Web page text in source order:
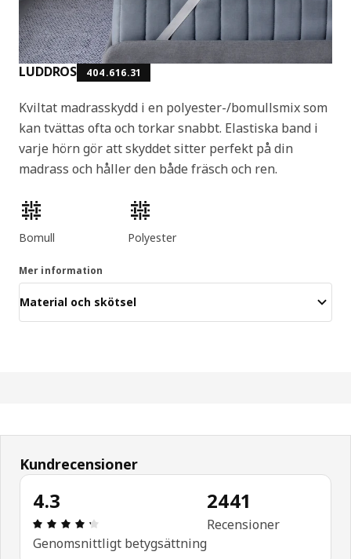
LUDDROS 404.616.31
Kviltat madrasskydd i en polyester-/bomullsmix som
kan tvättas ofta och torkar snabbt. Elastiska band i
varje hörn gör att skyddet sitter perfekt på din
madrass och håller den både fräsch och ren.
Produktens egenskaper
Bomull Polyester
Mer information
Material och skötsel
Kundrecensioner
4.3
Recension: 4.3 utav 5 stjärnor. Totalt antal
Genomsnittligt betygsättning
2441
Recensioner